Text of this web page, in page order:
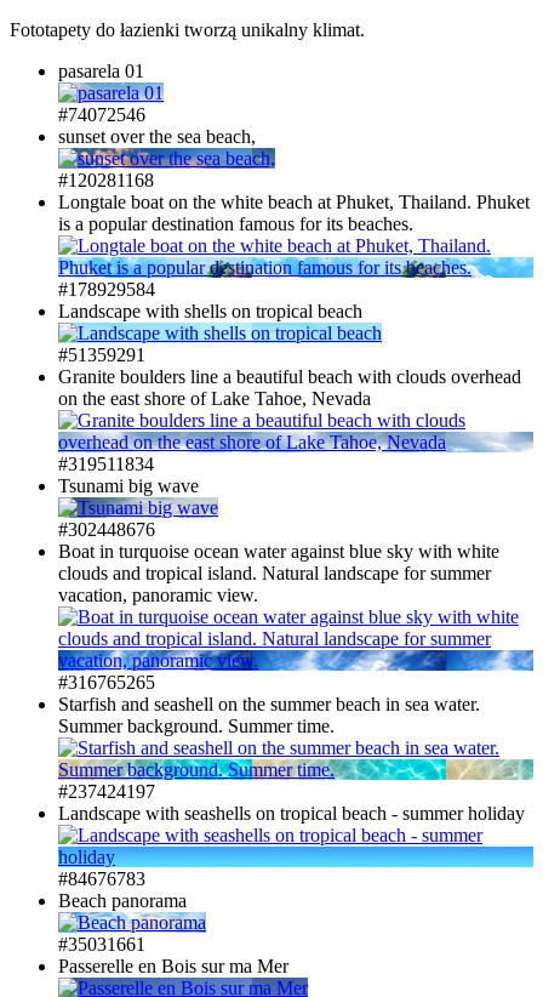
Fototapety do łazienki tworzą unikalny klimat.
pasarela 01
#74072546
sunset over the sea beach,
#120281168
Longtale boat on the white beach at Phuket, Thailand. Phuket
is a popular destination famous for its beaches.
#178929584
Landscape with shells on tropical beach
#51359291
Granite boulders line a beautiful beach with clouds overhead
on the east shore of Lake Tahoe, Nevada
#319511834
Tsunami big wave
#302448676
Boat in turquoise ocean water against blue sky with white
clouds and tropical island. Natural landscape for summer
vacation, panoramic view.
#316765265
Starfish and seashell on the summer beach in sea water.
Summer background. Summer time.
#237424197
Landscape with seashells on tropical beach - summer holiday
#84676783
Beach panorama
#35031661
Passerelle en Bois sur ma Mer